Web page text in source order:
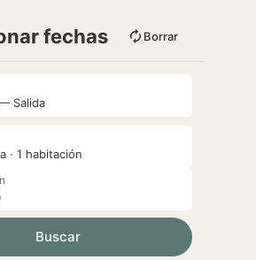
fechas Borrar
Salida
· 1 habitación
Buscar